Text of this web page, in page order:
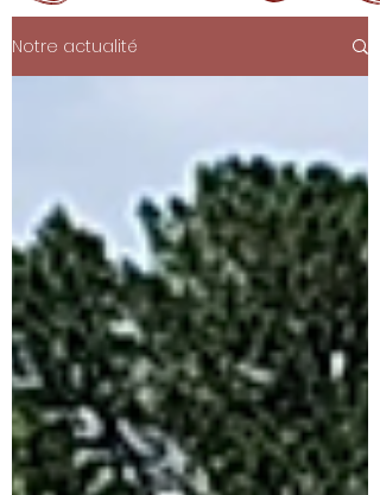
Notre actualité